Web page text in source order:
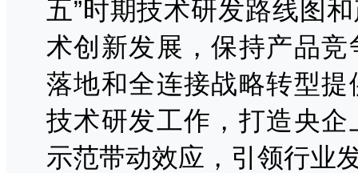
五”时期技术研发路线图
术创新发展，保持产品
落地和全连接战略转型
技术研发工作，打造央
示范带动效应，引领行业